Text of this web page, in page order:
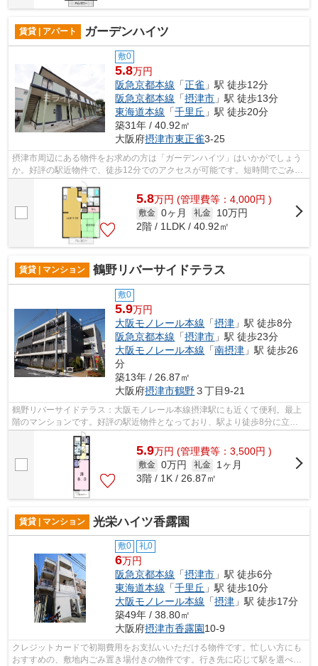
賃貸 | アパート ガーデンハイツ
敷0
5.8万円
阪急京都本線 「正雀 」駅 徒歩12分
阪急京都本線 「摂津市 」駅 徒歩13分
東海道本線 「千里丘 」駅 徒歩20分
築31年 / 40.92㎡
大阪府摂津市東正雀3-25
摂津市周辺にある物件をお求めの方は「ガーデンハイツ」はいかがでしょう
か。好評の駅近物件で、徒歩12分でのアクセスが可能です。短時間でごみ出
しを終えられるように、敷地内にゴミ...
5.8万円 (管理費等：4,000円 )
敷金 0ヶ月 礼金
10万円
2階 / 1LDK / 40.92㎡
賃貸 | マンション 鶴野リバーサイドテラス
敷0
5.9万円
大阪モノレール本線 「摂津 」駅 徒歩8分
阪急京都本線 「摂津市 」駅 徒歩23分
大阪モノレール本線 「南摂津 」駅 徒歩26
分
築13年 / 26.87㎡
大阪府摂津市鶴野３丁目9-21
鶴野リバーサイドテラス：大阪モノレール本線摂津駅にも近くて便利。最上
階のマンションです。好評の駅近物件となっており、駅より徒歩8分に立地
しています。鉄骨造なので、間仕切りも...
5.9万円 (管理費等：3,500円 )
敷金 0万円 礼金
1ヶ月
3階 / 1K / 26.87㎡
賃貸 | マンション 光栄ハイツ香露園
敷0 礼0
6万円
阪急京都本線 「摂津市 」駅 徒歩6分
東海道本線 「千里丘 」駅 徒歩10分
大阪モノレール本線 「摂津 」駅 徒歩17分
築49年 / 38.80㎡
大阪府摂津市香露園10-9
クレジットカードで初期費用をお支払いいただける物件です。忙しい方にも
おすすめの、敷地内ごみ置き場付きの物件です。行き先に応じて駅を選べる